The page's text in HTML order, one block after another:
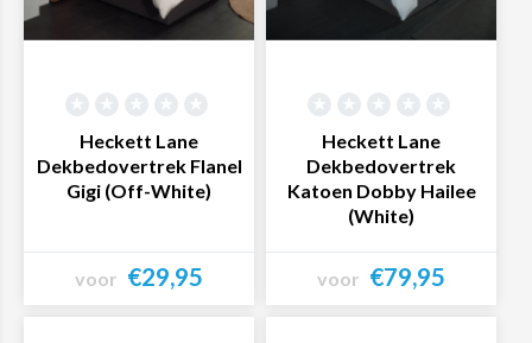
zijn populaire merken die wij verkopen. Bekijk het zelf in
Heckett Lane
Dekbedovertrek Flanel
Gigi (Off-White)
voor €29,95
Heckett Lane
Dekbedovertrek
Katoen Dobby Hailee
(White)
voor €79,95